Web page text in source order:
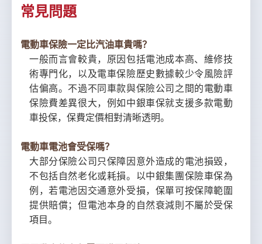
常見問題
電動車保險一定比汽油車貴嗎？
一般而言會較貴，原因包括電池成本高、維修技
術專門化，以及電車保險歷史數據較少令風險評
估偏高。不過不同車款與保險公司之間的電動車
保險費差異很大，例如中銀車保就支援多款電動
車投保，保費定價相對清晰透明。
電動車電池會受保嗎？
大部分保險公司只保障因意外造成的電池損毀，
不包括自然老化或耗損。以中銀集團保險車保為
例，若電池因交通意外受損，保單可按保障範圍
提供賠償；但電池本身的自然衰減則不屬於受保
項目。